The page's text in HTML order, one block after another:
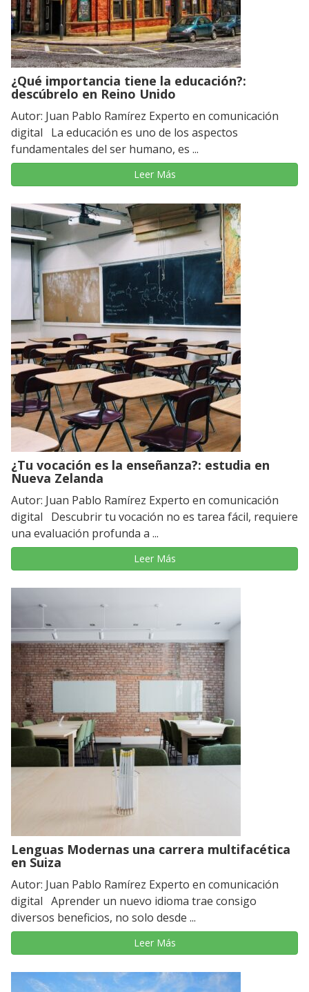
¿Qué importancia tiene la educación?:
descúbrelo en Reino Unido
Autor: Juan Pablo Ramírez Experto en comunicación
digital La educación es uno de los aspectos
fundamentales del ser humano, es ...
Leer Más
¿Tu vocación es la enseñanza?: estudia en
Nueva Zelanda
Autor: Juan Pablo Ramírez Experto en comunicación
digital Descubrir tu vocación no es tarea fácil, requiere
una evaluación profunda a ...
Leer Más
Lenguas Modernas una carrera multifacética
en Suiza
Autor: Juan Pablo Ramírez Experto en comunicación
digital Aprender un nuevo idioma trae consigo
diversos beneficios, no solo desde ...
Leer Más